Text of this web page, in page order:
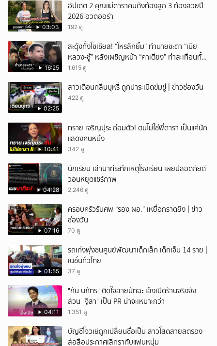
03:03
อัปเดต 2 คุณแม่ดาราคนดังท้องลูก 3 ท้องสวยปี
2026 อวดออร่า
192 ดู
16:25
สะดุ้งทั้งโซเชียล! “โหรลักยิ้ม” ทำนายชะตา “เมีย
หลวง-ชู้” หลังเผชิญหน้า “คาเตียง” ทำสะเทือนทั้ง
ประเทศ
1,615 ดู
02:25
สาวเตือนกลิ่นบุหรี่ ถูกปาระเบิดข่มขู่ | ข่าวช่องวัน
422 ดู
10:41
ทราย เจริญปุระ ถ่อมตัว! ตนไม่ใช่พี่ดารา เป็นแค่นัก
แสดงคนหนึ่ง
342 ดู
04:28
นักเรียน เล่านาทีระทึกเหตุโรงเรียน เผยปลอดภัยดี
วอนหยุดแชร์ภาพ
2,246 ดู
07:16
ครอบครัวรับศพ “รอง ผอ.” เหยื่อกราดยิง | ข่าว
ช่องวัน
70 ดู
01:55
รถเก๋งพุ่งชนศูนย์พัฒนาเด็กเล็ก เด็กเจ็บ 14 ราย |
เนชั่นทั่วไทย
37 ดู
04:11
"กัน นภัทร" ติดใจสายมัทฉะ เล็งเปิดร้านจริงจัง
ส่วน "ฐิสา" เป็น PR น่าจะเหมาะกว่า
1,351 ดู
บัญชีโจวเย่ถูกเปลี่ยนชื่อเป็น สาวโสดสายสตรอง
ส่อลือประกาศเลิกรากับแฟนหนุ่ม